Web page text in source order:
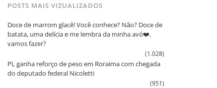
POSTS MAIS VIZUALIZADOS
Doce de marrom glacê! Você conhece? Não? Doce de
batata, uma delícia e me lembra da minha avó❤️,
vamos fazer?
(1.028)
PL ganha reforço de peso em Roraima com chegada
do deputado federal Nicoletti
(951)